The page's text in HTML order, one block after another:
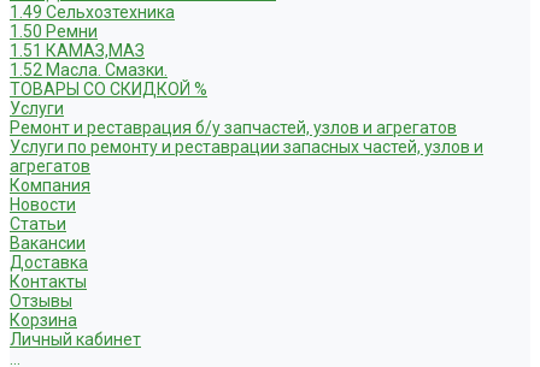
1.49 Сельхозтехника
1.50 Ремни
1.51 КАМАЗ,МАЗ
1.52 Масла. Смазки.
ТОВАРЫ СО СКИДКОЙ %
Услуги
Ремонт и реставрация б/у запчастей, узлов и агрегатов
Услуги по ремонту и реставрации запасных частей, узлов и
агрегатов
Компания
Новости
Статьи
Вакансии
Доставка
Контакты
Отзывы
Корзина
Личный кабинет